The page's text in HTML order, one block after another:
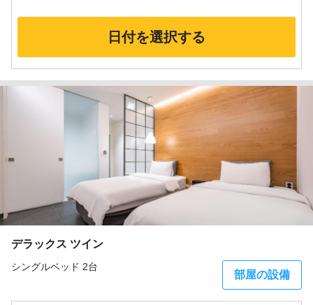
日付を選択する
デラックス ツイン
シングルベッド 2台
部屋の設備